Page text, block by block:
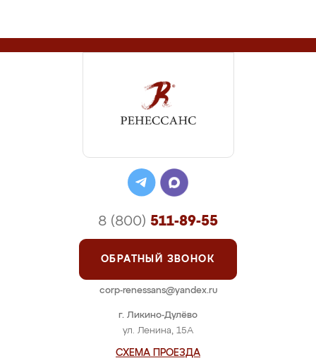
г. Ликино-Дулёво
ул. Ленина, 15А
СХЕМА ПРОЕЗДА
8 (800) 511-89-55
ОБРАТНЫЙ ЗВОНОК
corp-renessans@yandex.ru